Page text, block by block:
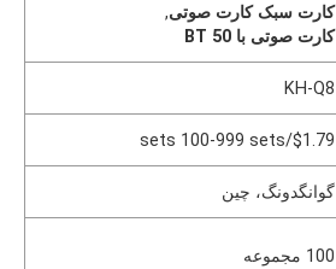
کارت سبک کارت صوتی,
کارت صوتی با BT 50
KH-Q8
$1.79/sets 100-999 sets
گوانگدونگ، چین
100 مجموعه